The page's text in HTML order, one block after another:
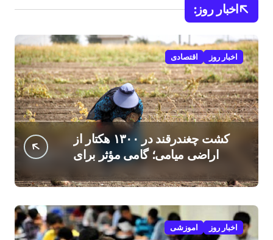
اخبار روز:
اخبار روز اقتصادی
کشت چغندرقند در ۱۳۰۰ هکتار از
اراضی میامی؛ گامی مؤثر برای
افزایش درآمد کشاورزان
اخبار روز اموزشی